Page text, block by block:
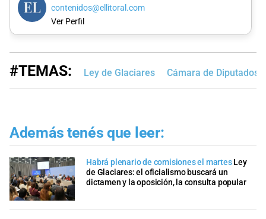
contenidos@ellitoral.com
Ver Perfil
#TEMAS: Ley de Glaciares Cámara de Diputados
Además tenés que leer:
Habrá plenario de comisiones el martes Ley
de Glaciares: el oficialismo buscará un
dictamen y la oposición, la consulta popular